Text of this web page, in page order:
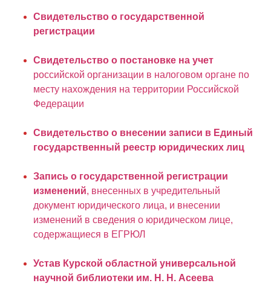
Свидетельство о государственной
регистрации
Свидетельство о постановке на учет
российской организации в налоговом органе по
месту нахождения на территории Российской
Федерации
Свидетельство о внесении записи в Единый
государственный реестр юридических лиц
Запись о государственной регистрации
изменений, внесенных в учредительный
документ юридического лица, и внесении
изменений в сведения о юридическом лице,
содержащиеся в ЕГРЮЛ
Устав Курской областной универсальной
научной библиотеки им. Н. Н. Асеева